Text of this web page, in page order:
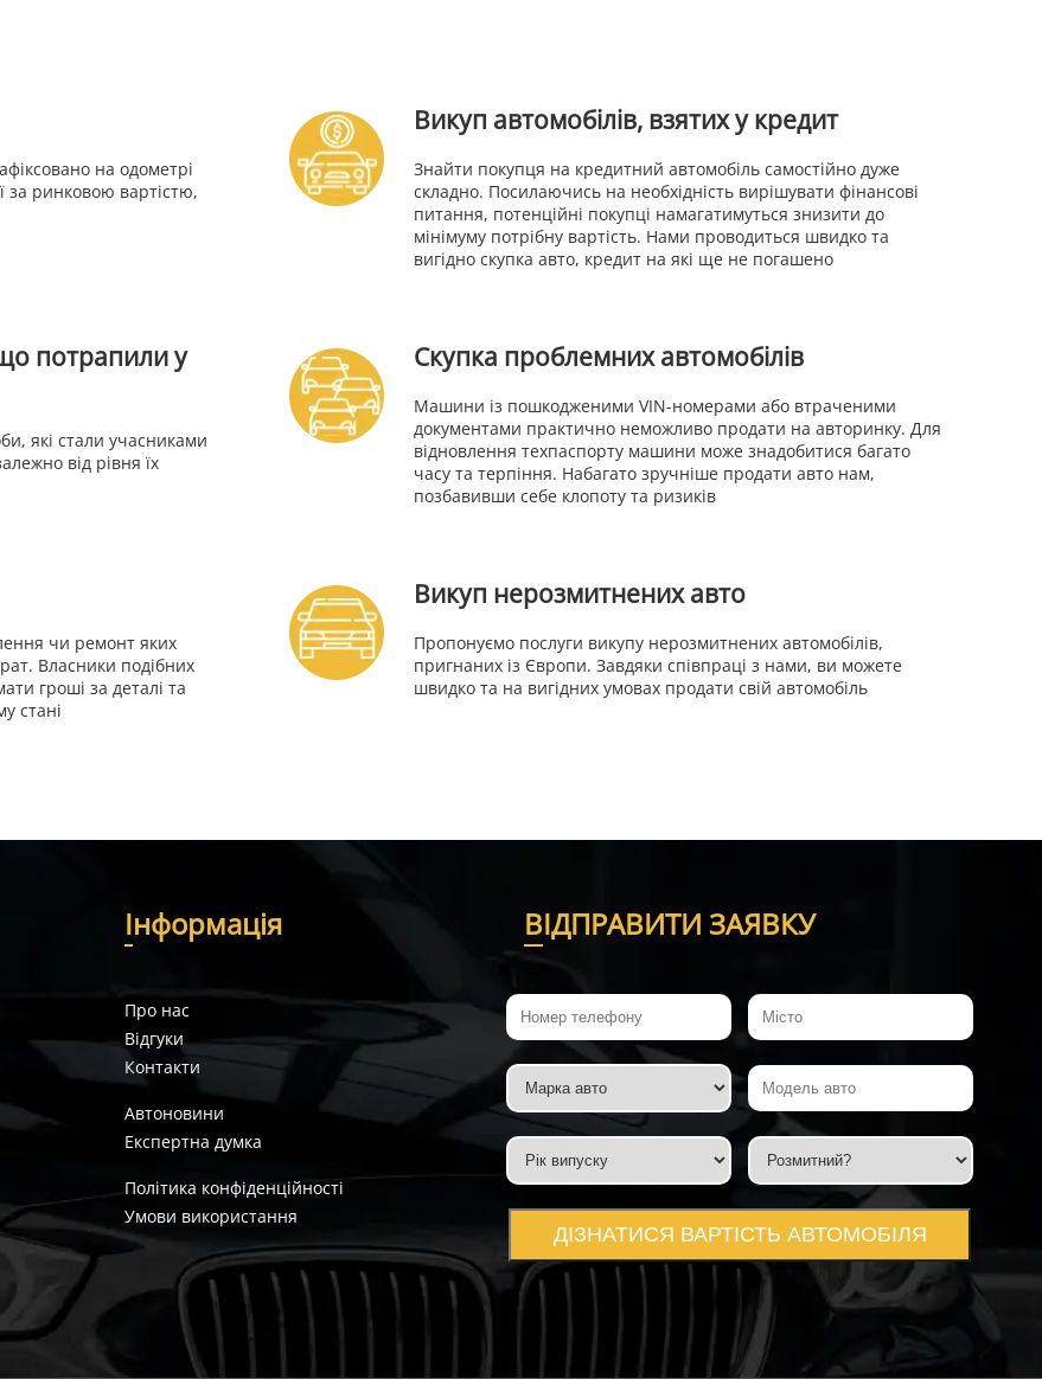
на одометрі
за ринковою вартістю,
Викуп автомобілів, взятих у кредит
Знайти покупця на кредитний автомобіль самостійно дуже
складно. Посилаючись на необхідність вирішувати фінансові
питання, потенційні покупці намагатимуться знизити до
мінімуму потрібну вартість. Нами проводиться швидко та
вигідно скупка авто, кредит на які ще не погашено
потрапили у
які стали учасниками
від рівня їх
Скупка проблемних автомобілів
Машини із пошкодженими VIN-номерами або втраченими
документами практично неможливо продати на авторинку. Для
відновлення техпаспорту машини може знадобитися багато
часу та терпіння. Набагато зручніше продати авто нам,
позбавивши себе клопоту та ризиків
чи ремонт яких
Власники подібних
гроші за деталі та
стані
Викуп нерозмитнених авто
Пропонуємо послуги викупу нерозмитнених автомобілів,
пригнаних із Європи. Завдяки співпраці з нами, ви можете
швидко та на вигідних умовах продати свій автомобіль
Інформація
Про нас
Відгуки
Контакти
Автоновини
Експертна думка
Політика конфіденційності
Умови використання
ВІДПРАВИТИ ЗАЯВКУ
ДІЗНАТИСЯ ВАРТІСТЬ АВТОМОБІЛЯ